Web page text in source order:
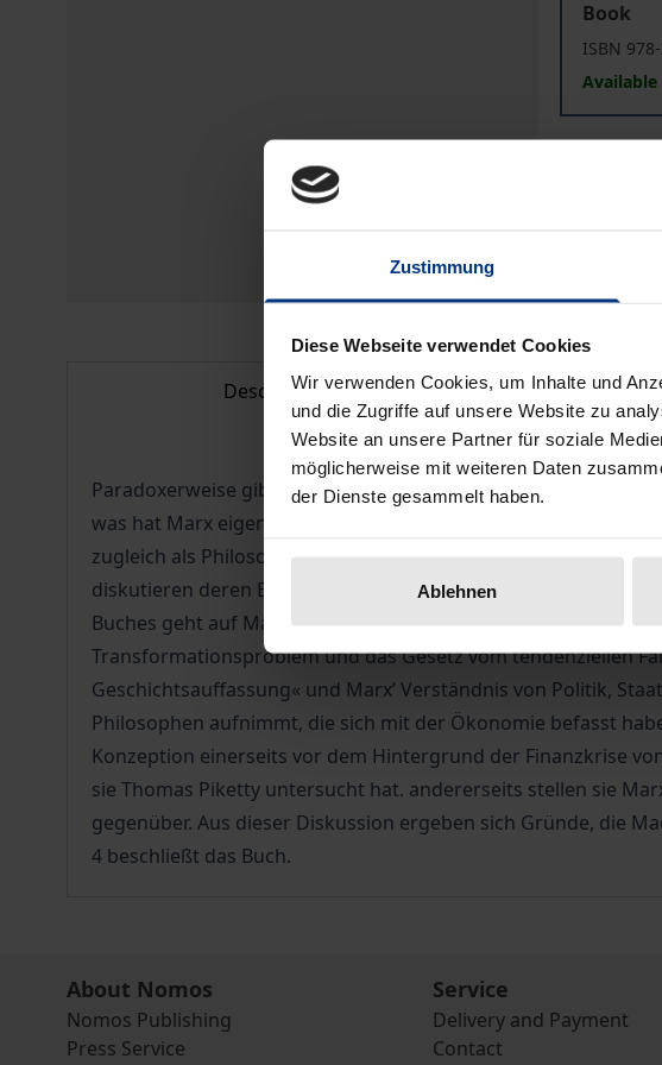
Zustimmung
Diese Webseite verwendet Cookies
Wir verwenden Cookies, um Inhalte und
und die Zugriffe auf unsere Website zu
Website an unsere Partner für soziale
möglicherweise mit weiteren Daten
der Dienste gesammelt haben.
Ablehnen
Book
ISBN
Available
Prices
Description
Paradoxerweise gibt es seit dem Scheitern der
was hat Marx eigentlich behauptet? Das ist nicht leicht zu
zugleich als Philosoph, als Ökonom und als politischer
diskutieren deren Berechtigung nicht nur aus einer
Buches geht auf Marx’ Begriff der kapitalistischen Ökonomie
Transformationsproblem und das Gesetz vom tendenziellen
Geschichtsauffassung« und Marx’ Verständnis von Politik,
Philosophen aufnimmt, die sich mit der Ökonomie befasst
Konzeption einerseits vor dem Hintergrund der Finanzkrise
sie Thomas Piketty untersucht hat. andererseits stellen sie
gegenüber. Aus dieser Diskussion ergeben sich Gründe, die
4 beschließt das Buch.
About Nomos
Nomos Publishing
Press Service
Service
Delivery and Payment
Contact